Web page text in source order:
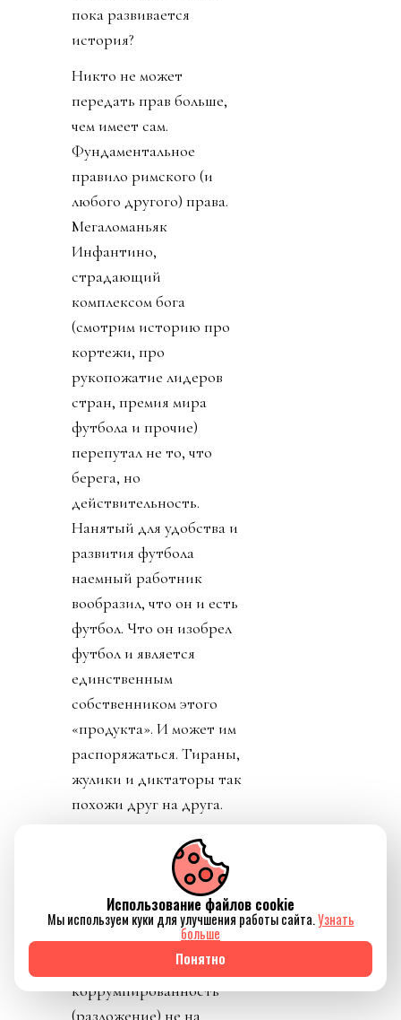
пока развивается
история?
Никто не может
передать прав больше,
чем имеет сам.
Фундаментальное
правило римского (и
любого другого) права.
Мегаломаньяк
Инфантино,
страдающий
комплексом бога
(смотрим историю про
кортежи, про
рукопожатие лидеров
стран, премия мира
футбола и прочие)
перепутал не то, что
берега, но
действительность.
Нанятый для удобства и
развития футбола
наемный работник
вообразил, что он и есть
футбол. Что он изобрел
футбол и является
единственным
собственником этого
«продукта». И может им
распоряжаться. Тираны,
жулики и диктаторы так
похожи друг на друга.
Сама механика плана
FFE обнажила в его
авторах классический
авантюризм, наглость,
хамство,
беспринципность и
коррумпированность
(разложение) не на
Использование файлов cookie
Мы используем куки для улучшения работы сайта.Узнать
больше
Понятно